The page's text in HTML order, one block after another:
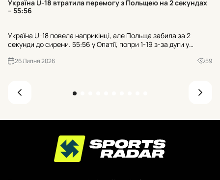
Україна U-18 втратила перемогу з Польщею на 2 секундах
– 55:56
Україна U-18 повела наприкінці, але Польща забила за 2
секунди до сирени. 55:56 у Опатії, попри 1-19 з-за дуги у
26 Липня 2026 59